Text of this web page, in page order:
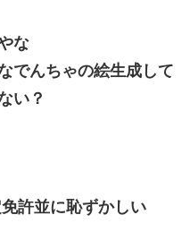
な
でんちゃの絵生成して
い？
許並に恥ずかしい